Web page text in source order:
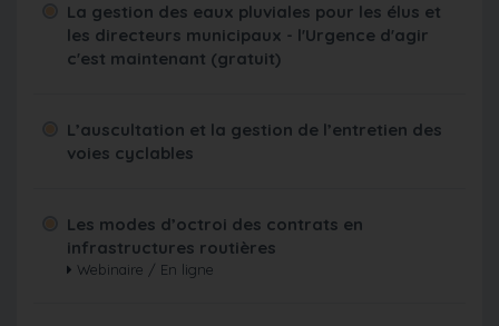
La gestion des eaux pluviales pour les élus et
les directeurs municipaux - l'Urgence d'agir
c'est maintenant (gratuit)
L’auscultation et la gestion de l’entretien des
voies cyclables
Les modes d’octroi des contrats en
infrastructures routières
Webinaire / En ligne